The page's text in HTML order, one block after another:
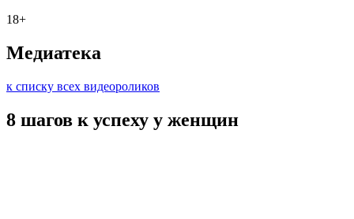
18+
Медиатека
к списку всех видеороликов
8 шагов к успеху у женщин